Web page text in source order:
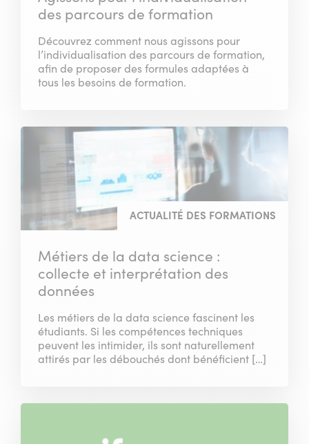
des parcours de formation
Découvrez comment nous agissons pour
l’individualisation des parcours de formation,
afin de proposer des formules adaptées à
tous les besoins de formation.
ACTUALITÉ DES FORMATIONS
Métiers de la data science :
collecte et interprétation des
données
Les métiers de la data science fascinent les
étudiants. Si les compétences techniques
peuvent les intimider, ils sont naturellement
attirés par les débouchés dont bénéficient […]